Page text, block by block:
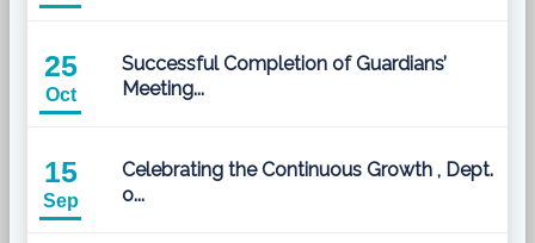
25
Oct
Successful Completion of Guardians’
Meeting...
15
Sep
Celebrating the Continuous Growth , Dept.
o...